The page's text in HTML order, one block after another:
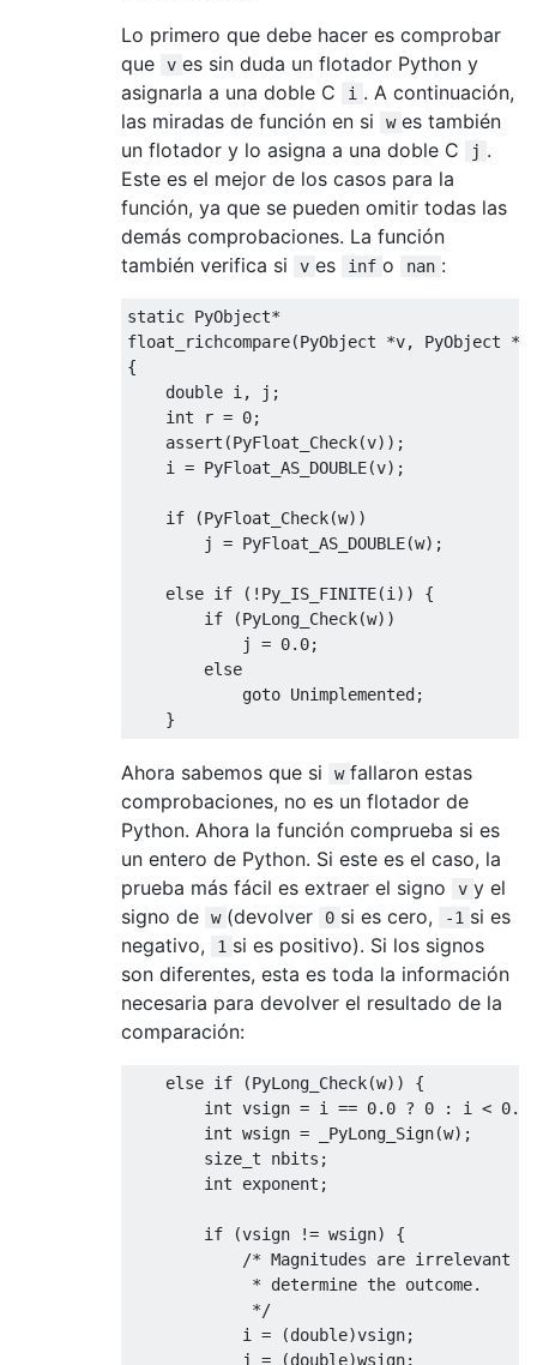
Lo primero que debe hacer es comprobar
que
v es sin duda un flotador Python y
asignarla a una doble C
i . A continuación,
las miradas de función en si
w es también
un flotador y lo asigna a una doble C
j .
Este es el mejor de los casos para la
función, ya que se pueden omitir todas las
demás comprobaciones. La función
también verifica si
v es inf o nan :
static PyObject*
float_richcompare(PyObject *v, PyObject *
{
double i , j ;
int r = 0;
assert (PyFloat_Check(v));
    i
= PyFloat_AS_DOUBLE(v);
if (PyFloat_Check(w))
        j
= PyFloat_AS_DOUBLE(w);
else if (! Py_IS_FINITE(i ))
{
if
(PyLong_Check(w))
            j
= 0.0;
else
goto Unimplemented;
}
Ahora sabemos que si w fallaron estas
comprobaciones, no es un flotador de
Python. Ahora la función comprueba si es
un entero de Python. Si este es el caso, la
prueba más fácil es extraer el signo
v y el
signo de
w (devolver 0 si es cero, -1 si es
negativo,
1 si es positivo). Si los signos
son diferentes, esta es toda la información
necesaria para devolver el resultado de la
comparación:
else if (PyLong_Check(w))
{
int vsign = i == 0.0 ? 0 : i < 0.0
int wsign = _PyLong_Sign(w);
size_t nbits ;
int exponent ;
if (vsign != wsign)
{
/* Magnitudes are irrelevant
             * determine the outcome.
             */
            i
= (double)vsign;
            j
= (double)wsign;